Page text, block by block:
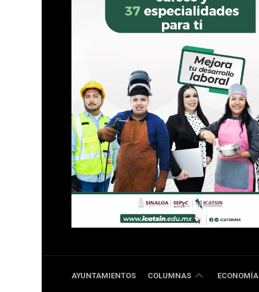
AYUNTAMIENTOS COLUMNAS
RR
ECONOMÍA